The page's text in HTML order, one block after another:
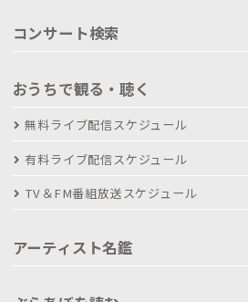
コンサート検索
おうちで観る・聴く
無料ライブ配信スケジュール
有料ライブ配信スケジュール
TV＆FM番組放送スケジュール
アーティスト名鑑